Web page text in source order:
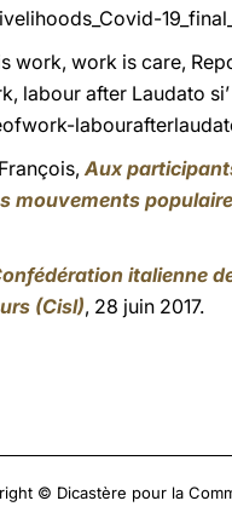
work, work is care,
labour after Laudato
Aux
mouvements
italienne
(Cisl), 28 juin 2017.
© Dicastère pour la